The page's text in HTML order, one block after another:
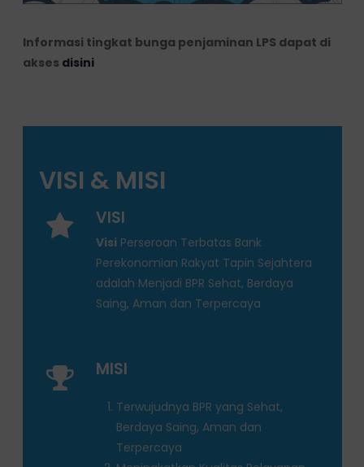
Informasi tingkat bunga penjaminan LPS dapat di
akses disini
VISI & MISI
VISI
VisiPerseroan Terbatas Bank
Perekonomian Rakyat Tapin Sejahtera
adalah Menjadi BPR Sehat, Berdaya
Saing, Aman dan Terpercaya
MISI
Terwujudnya BPR yang Sehat,
Berdaya Saing, Aman dan
Terpercaya